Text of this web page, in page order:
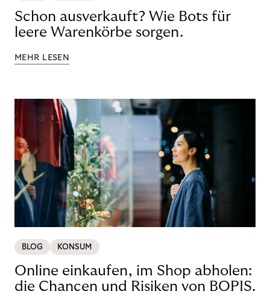
Schon ausverkauft? Wie Bots für
leere Warenkörbe sorgen.
MEHR LESEN
BLOG KONSUM
Online einkaufen, im Shop abholen:
die Chancen und Risiken von BOPIS.